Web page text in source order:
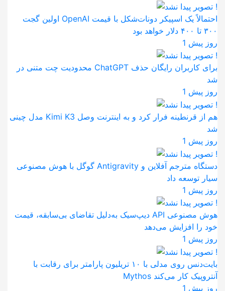
اولین گجت OpenAI احتمالاً یک اسپیکر دونات‌شکل با قیمت
۳۰۰ تا ۴۰۰ دلار خواهد بود
1 روز پیش
محدودیت چت متنی در ChatGPT برای کاربران رایگان حذف
شد
1 روز پیش
مدل چینی Kimi K3 هم از قرنطینه فرار کرد و به اینترنت وصل
شد
1 روز پیش
گوگل با هوش مصنوعی Antigravity دستگاه مترجم آفلاین و
سیار توسعه داد
1 روز پیش
دیپ‌سیک به‌دلیل تقاضای بی‌سابقه، قیمت API هوش مصنوعی
خود را افزایش می‌دهد
1 روز پیش
بایت‌دنس روی مدلی با ۱۰ تریلیون پارامتر برای رقابت با
Mythos آنتروپیک کار می‌کند
1 روز پیش